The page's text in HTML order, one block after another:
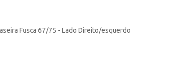
Fusca 67/75 - Lado Direito/esquerdo